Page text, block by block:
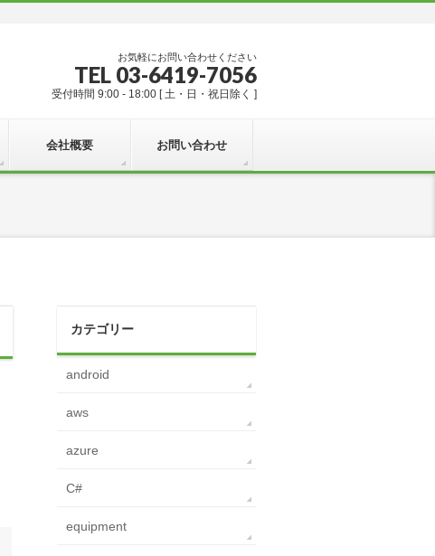
お気軽にお問い合わせください
TEL 03-6419-7056
受付時間 9:00 - 18:00 [ 土・日・祝日除く ]
会社概要 お問い合わせ
カテゴリー
android
aws
azure
C#
equipment